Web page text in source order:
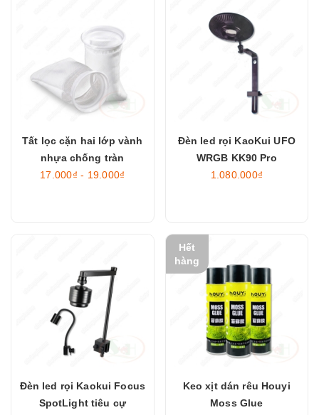
Tất lọc cặn hai lớp vành
nhựa chống tràn
17.000₫ - 19.000₫
Đèn led rọi KaoKui UFO
WRGB KK90 Pro
1.080.000₫
Đèn led rọi Kaokui Focus
SpotLight tiêu cự
Hết
hàng
Keo xịt dán rêu Houyi
Moss Glue